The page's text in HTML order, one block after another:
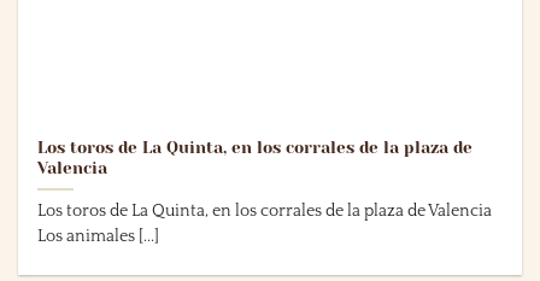
Los toros de La Quinta, en los corrales de la plaza de
Valencia
Los toros de La Quinta, en los corrales de la plaza de Valencia
Los animales [...]